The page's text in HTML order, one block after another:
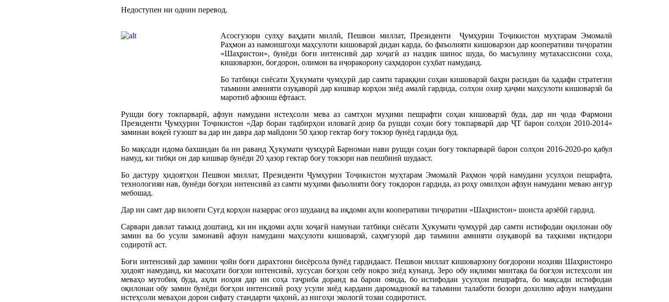
Недоступен ни однин перевод.
Асосгузори сулҳу ваҳдати миллӣ, Пешвои миллат, Президенти Ҷумҳурии Тоҷикистон муҳтарам Эмомалӣ
Раҳмон аз намоишгоҳи маҳсулоти кишоварзӣ дидан карда, бо фаъолияти кишоварзон дар кооперативи тиҷоратии
«Шаҳристон», бунёди боғи интенсивӣ дар хоҷагӣ аз наздик шинос шуда, бо масъулину мутахассисони соҳа,
кишоварзон, боғдорон, олимон ва иҷоракорону саҳмдорон суҳбат намуданд.
Бо татбиқи сиёсати Ҳукумати ҷумҳурӣ дар самти тараққии соҳаи кишоварзӣ баҳри расидан ба ҳадафи стратегии
таъмини амнияти озуқаворӣ дар кишвар корҳои зиёд амалӣ гардида, солҳои охир ҳаҷми маҳсулоти кишоварзӣ ба
маротиб афзоиш ёфтааст.
Рушди боғу токпарварӣ, афзун намудани истеҳсоли мева аз самтҳои муҳими пешрафти соҳаи кишоварзӣ буда, дар ин ҷода Фармони
Президенти Ҷумҳурии Тоҷикистон «Дар бораи тадбирҳои иловагӣ доир ба рушди соҳаи боғу токпарварӣ дар ҶТ барои солҳои 2010-2014»
заминаи воқеӣ гузошт ва дар ин давра дар майдони 50 ҳазор гектар боғу токзор бунёд гардида буд.
Бо мақсади идома бахшидан ба ин раванд Ҳукумати ҷумҳурӣ Барномаи нави рушди соҳаи боғу токпарварӣ барои солҳои 2016-2020-ро қабул
намуд, ки тибқи он дар кишвар бунёди 20 ҳазор гектар боғу токзори нав пешбинӣ шудааст.
Бо дастуру ҳидоятҳои Пешвои миллат, Президенти Ҷумҳурии Тоҷикистон муҳтарам Эмомалӣ Раҳмон ҷорӣ намудани усулҳои пешрафта,
технологияи нав, бунёди боғҳои интенсивӣ аз самти муҳими фаъолияти боғу токдорон гардида, аз роҳу омилҳои афзун намудани меваю ангур
мебошад.
Дар ин самт дар вилояти Суғд корҳои назаррас оғоз шудаанд ва иқдоми аҳли кооперативи тиҷоратии «Шаҳристон» шоиста арзёбӣ гардид.
Сарвари давлат таъкид доштанд, ки ин иқдоми аҳли хоҷагӣ намунаи татбиқи сиёсати Ҳукумати ҷумҳурӣ дар самти истифодаи оқилонаи обу
замин ва бо усули замонавӣ афзун намудани маҳсулоти кишоварзӣ, саҳмгузорӣ дар таъмини амнияти озуқаворӣ ва таҳкими иқтидори
содиротӣ аст.
Боғи интенсивӣ дар замини ҷойи боғи дарахтони бисёрсола бунёд гардидааст. Пешвои миллат кишоварзону боғдорони ноҳияи Шаҳристонро
ҳидоят намуданд, ки масоҳати боғҳои интенсивӣ, хусусан боғҳои себу нокро зиёд кунанд. Зеро обу иқлими минтақа ба боғҳои истеҳсоли ин
меваҳо мутобиқ буда, аҳли ноҳия дар ин соҳа таҷриба доранд ва барои оянда, бо истифодаи усулҳои пешрафта, бо мақсади истифодаи
оқилонаи обу замин бунёди боғҳои интенсивӣ роҳу усули зиёд кардани даромаднокӣ ва таъмини талаботи бозори дохилию афзун намудани
истеҳсоли меваҳои дорои сифату стандарти ҷаҳонӣ, аз нигоҳи экологӣ тозаи содиротист.